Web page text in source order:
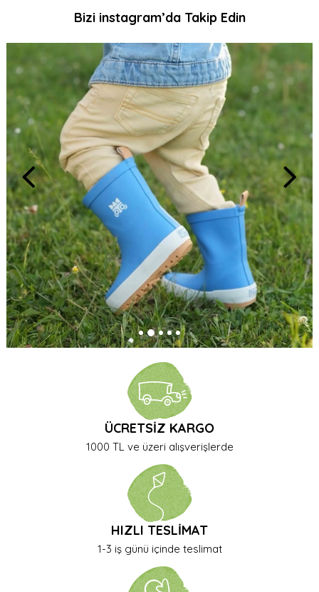
Bizi instagram’da Takip Edin
ÜCRETSİZ KARGO
1000 TL ve üzeri alışverişlerde
HIZLI TESLİMAT
1-3 iş günü içinde teslimat